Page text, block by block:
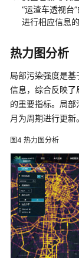
源
和
本
划
操
作
程
实
施
步
智
慧
“运渣车透视台
进行相应信息的
热力图分析
局部污染强度是
信息，综合反映
的重要指标。局
月为周期进行更新。
图4 热力图分析